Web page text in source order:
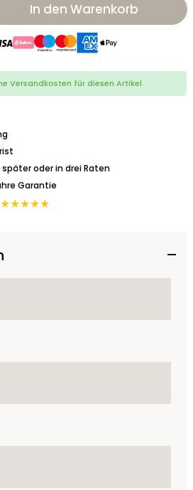
In den Warenkorb
Versandkosten für diesen Artikel
oder in drei Raten
Garantie
★★★★★